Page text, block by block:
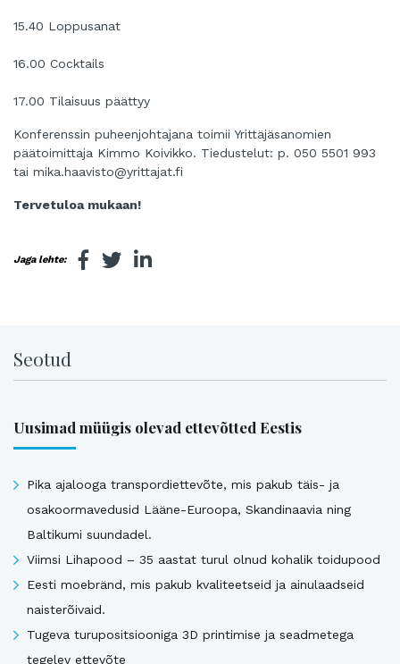
15.40 Loppusanat
16.00 Cocktails
17.00 Tilaisuus päättyy
Konferenssin puheenjohtajana toimii Yrittäjäsanomien
päätoimittaja Kimmo Koivikko. Tiedustelut: p. 050 5501 993
tai mika.haavisto@yrittajat.fi
Tervetuloa mukaan!
Jaga lehte:
Seotud
Uusimad müügis olevad ettevõtted Eestis
Pika ajalooga transpordiettevõte, mis pakub täis- ja
osakoormavedusid Lääne-Euroopa, Skandinaavia ning
Baltikumi suundadel.
Viimsi Lihapood – 35 aastat turul olnud kohalik toidupood
Eesti moebränd, mis pakub kvaliteetseid ja ainulaadseid
naisterõivaid.
Tugeva turupositsiooniga 3D printimise ja seadmetega
tegelev ettevõte